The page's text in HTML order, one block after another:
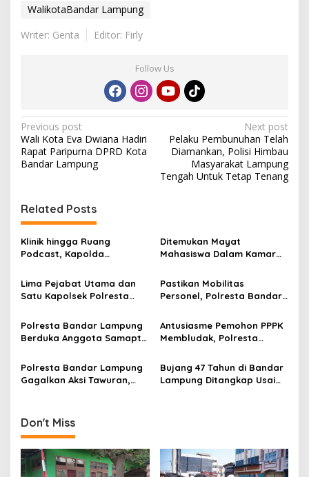
WalikotaBandar Lampung
Writer: Genta
Editor: Firly
Follow Us
P
o
s
n
a
v
g
a
t
i
o
n
Previous post
Wali Kota Eva Dwiana Hadiri
Rapat Paripurna DPRD Kota
Bandar Lampung
Next post
Pelaku Pembunuhan Telah
Diamankan, Polisi Himbau
Masyarakat Lampung
Tengah Untuk Tetap Tenang
Related Posts
Klinik hingga Ruang
Podcast, Kapolda
Fasilitas Penunjang
Pelayanan Polresta Bandar
Lampung
Ditemukan Mayat
Mahasiswa Dalam Kamar
Terlentang Tanpa Baju
Lima Pejabat Utama dan
Satu Kapolsek Polresta
Berganti
Pastikan Mobilitas
Personel, Polresta Bandar
Kendaraan Dinas
Polresta Bandar Lampung
Berduka Anggota Samapta
Kecelakaan
Antusiasme Pemohon PPPK
Membludak, Polresta
Jadual Layanan SKCK
Polresta Bandar Lampung
Gagalkan Aksi Tawuran,
Bujang 47 Tahun di Bandar
Lampung Ditangkap Usai
Don't Miss